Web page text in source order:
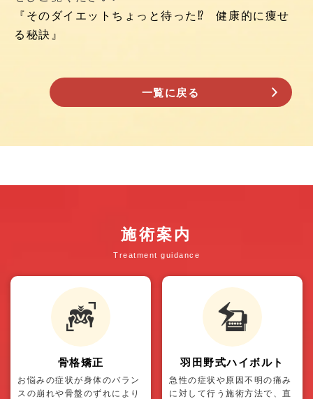
『そのダイエットちょっと待った⁉ 健康的に痩せ
る秘訣』
一覧に戻る
施術案内
Treatment guidance
骨格矯正
お悩みの症状が身体のバラン
スの崩れや骨盤のずれにより
羽田野式ハイボルト
急性の症状や原因不明の痛み
に対して行う施術方法で、直